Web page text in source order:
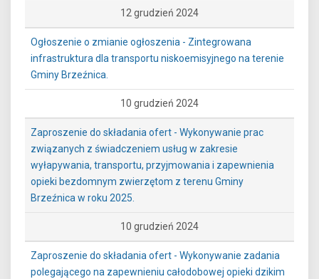
12 grudzień 2024
Ogłoszenie o zmianie ogłoszenia - Zintegrowana
infrastruktura dla transportu niskoemisyjnego na terenie
Gminy Brzeźnica.
10 grudzień 2024
Zaproszenie do składania ofert - Wykonywanie prac
związanych z świadczeniem usług w zakresie
wyłapywania, transportu, przyjmowania i zapewnienia
opieki bezdomnym zwierzętom z terenu Gminy
Brzeźnica w roku 2025.
10 grudzień 2024
Zaproszenie do składania ofert - Wykonywanie zadania
polegającego na zapewnieniu całodobowej opieki dzikim